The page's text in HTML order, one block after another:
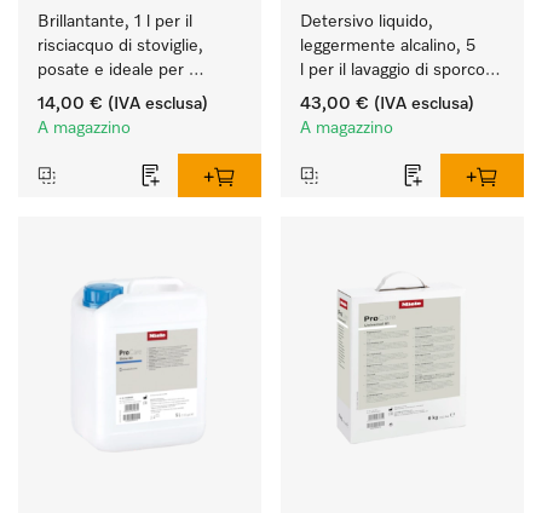
Brillantante, 1 l per il
risciacquo di stoviglie,
posate e ideale per
bicchieri.
14,00 € (IVA esclusa)
A magazzino
Detersivo liquido,
leggermente alcalino, 5
l per il lavaggio di sporco
leggero su stoviglie,
posate e bicchieri.
43,00 € (IVA esclusa)
A magazzino